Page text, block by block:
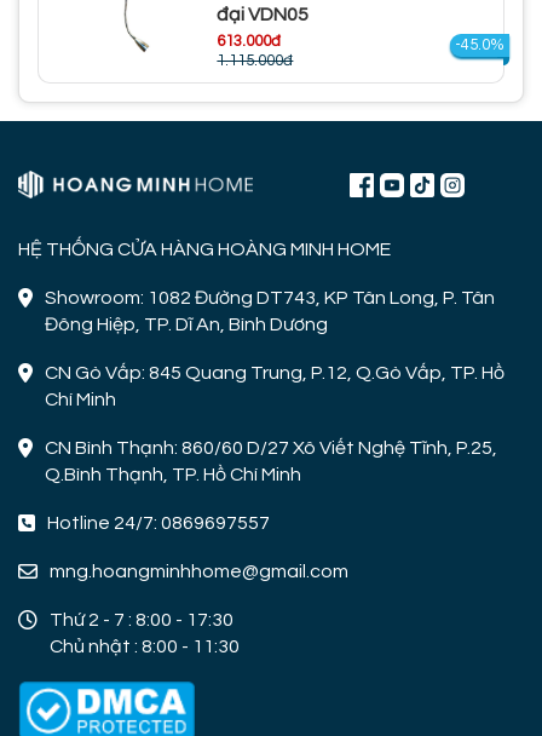
đại VDN05
613.000đ
1.115.000đ
-45.0%
HỆ THỐNG CỬA HÀNG HOÀNG MINH HOME
Showroom: 1082 Đường DT743, KP Tân Long, P. Tân
Đông Hiệp, TP. Dĩ An, Bình Dương
CN Gò Vấp: 845 Quang Trung, P.12, Q.Gò Vấp, TP. Hồ
Chí Minh
CN Bình Thạnh: 860/60 D/27 Xô Viết Nghệ Tĩnh, P.25,
Q.Bình Thạnh, TP. Hồ Chí Minh
Hotline 24/7: 0869697557
mng.hoangminhhome@gmail.com
Thứ 2 - 7 : 8:00 - 17:30
Chủ nhật : 8:00 - 11:30